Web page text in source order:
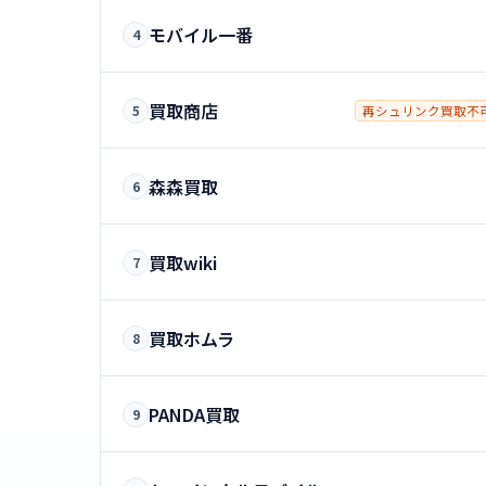
4 モバイル一番
5 買取商店 再シュリンク買取不
6 森森買取
7 買取wiki
8 買取ホムラ
9 PANDA買取